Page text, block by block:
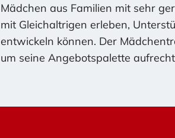
Mädchen aus Familien mit sehr
mit Gleichaltrigen erleben,
entwickeln können. Der
um seine Angebotspalette